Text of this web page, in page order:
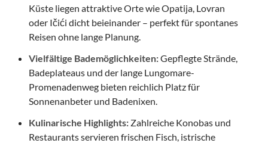
Küste liegen attraktive Orte wie Opatija, Lovran
oder Ičići dicht beieinander – perfekt für spontanes
Reisen ohne lange Planung.
Vielfältige Bademöglichkeiten:Gepflegte Strände,
Badeplateaus und der lange Lungomare-
Promenadenweg bieten reichlich Platz für
Sonnenanbeter und Badenixen.
Kulinarische Highlights: Zahlreiche Konobas und
Restaurants servieren frischen Fisch, istrische